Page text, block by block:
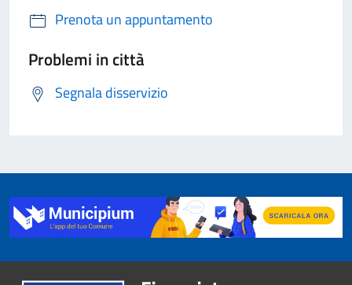
Prenota un appuntamento
Problemi in città
Segnala disservizio